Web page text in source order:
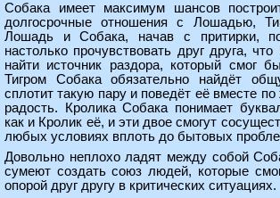
Собака имеет максимум шансов
долгосрочные отношения с Лошадью,
Лошадь и Собака, начав с притирки,
настолько прочувствовать друг друга,
найти источник раздора, который смог
Тигром Собака обязательно найдёт
сплотит такую пару и поведёт её вместе по
радость. Кролика Собака понимает
как и Кролик её, и эти двое смогут
любых условиях вплоть до бытовых
Довольно неплохо ладят между собой
сумеют создать союз людей, которые
опорой друг другу в критических ситуациях.